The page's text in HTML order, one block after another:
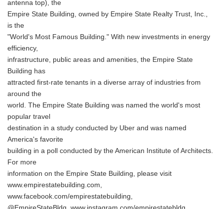
antenna top), the
Empire State Building, owned by Empire State Realty Trust, Inc.,
is the
"World's Most Famous Building." With new investments in energy
efficiency,
infrastructure, public areas and amenities, the Empire State
Building has
attracted first-rate tenants in a diverse array of industries from
around the
world. The Empire State Building was named the world's most
popular travel
destination in a study conducted by Uber and was named
America's favorite
building in a poll conducted by the American Institute of Architects.
For more
information on the Empire State Building, please visit
www.empirestatebuilding.com,
www.facebook.com/empirestatebuilding,
Japanese